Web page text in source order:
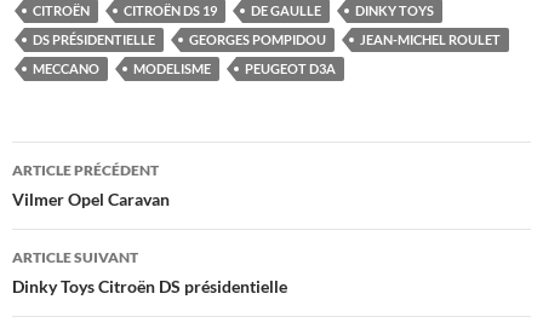
CITROËN CITROËN DS 19 DE GAULLE
DINKY TOYS
DS PRÉSIDENTIELLE
GEORGES POMPIDOU
JEAN-MICHEL ROULET
MECCANO
MODELISME PEUGEOT D3A
Navigation
des
articles
ARTICLE PRÉCÉDENT
Vilmer Opel Caravan
ARTICLE SUIVANT
Dinky Toys Citroën DS présidentielle